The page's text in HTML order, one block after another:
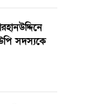
সদস্যকে